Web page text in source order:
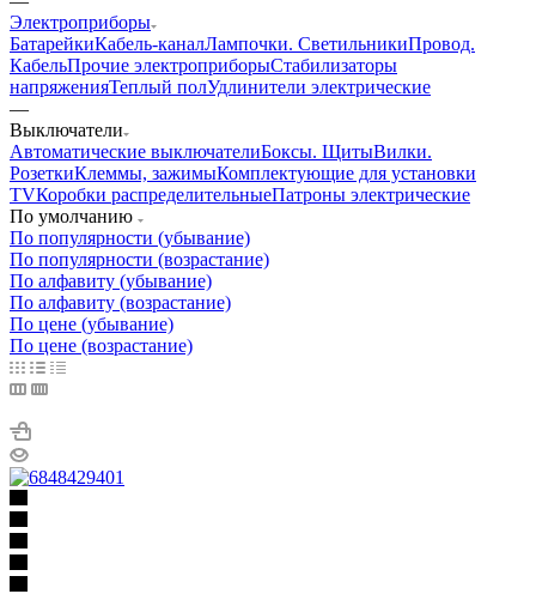
Электроприборы
БатарейкиКабель-каналЛампочки. СветильникиПровод.
КабельПрочие электроприборыСтабилизаторы
напряженияТеплый полУдлинители электрические
—
Выключатели
Автоматические выключателиБоксы. ЩитыВилки.
РозеткиКлеммы, зажимыКомплектующие для установки
TVКоробки распределительныеПатроны электрические
По умолчанию
По популярности (убывание)
По популярности (возрастание)
По алфавиту (убывание)
По алфавиту (возрастание)
По цене (убывание)
По цене (возрастание)